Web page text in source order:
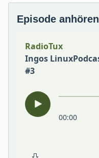
Episode anhören